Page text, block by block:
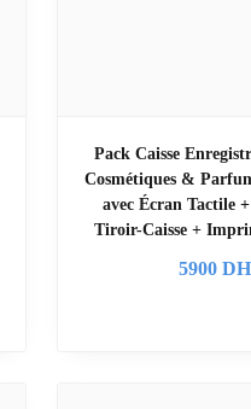
Pack Caisse
Cosmétiques &
avec Écran Tactile
Tiroir-Caisse +
5900 DH